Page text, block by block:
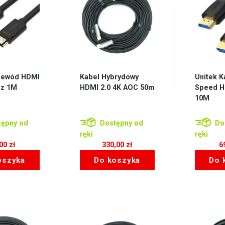
HDMI
1M
od
zł
Kabel Hybrydowy
HDMI 2.0 4K AOC 50m
Dostępny od
ręki
330,00 zł
Do koszyka
Unitek
Speed
10M
ręki
Do